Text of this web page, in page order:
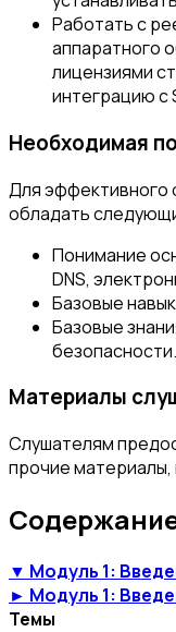
Работать с
аппаратного
лицензиями
интеграцию с
Необходимая
Для эффективного
обладать
Понимание
DNS,
Базовые
Базовые
безопасности.
Материалы
Слушателям
прочие
▼ Модуль 1:
► Модуль 1:
Темы